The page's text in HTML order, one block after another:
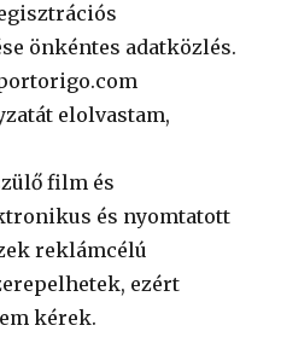
önkéntes adatközlés.
elolvastam,
film és
és nyomtatott
reklámcélú
ezért
kérek.